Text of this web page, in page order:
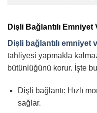
Dişli Bağlantılı
Dişli bağlantılı emniyet
tahliyesi yapmakla
bütünlüğünü korur. İşte
Dişli bağlantı: Hızlı
sağlar.